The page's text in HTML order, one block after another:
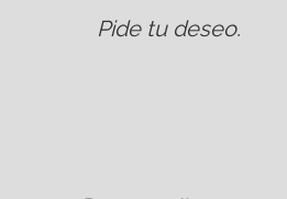
Pide tu deseo.